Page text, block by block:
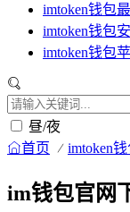
imtoken钱包
imtoken钱包
imtoken钱包
昼/夜
首页 imtoken
im钱包官网